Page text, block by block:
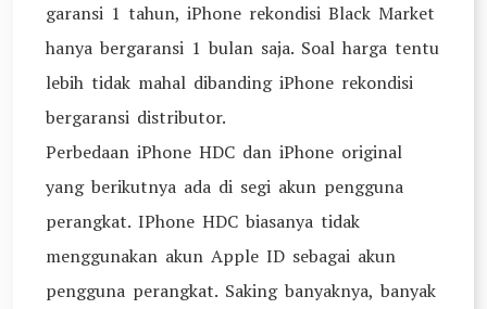
garansi 1 tahun, iPhone rekondisi Black Market
hanya bergaransi 1 bulan saja. Soal harga tentu
lebih tidak mahal dibanding iPhone rekondisi
bergaransi distributor.
Perbedaan iPhone HDC dan iPhone original
yang berikutnya ada di segi akun pengguna
perangkat. IPhone HDC biasanya tidak
menggunakan akun Apple ID sebagai akun
pengguna perangkat. Saking banyaknya, banyak